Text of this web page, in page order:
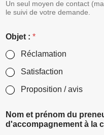
Un seul moyen de contact
le suivi de votre demande.
Objet : *
Réclamation
Satisfaction
Proposition / avis
Nom et prénom du
d'accompagnement à la